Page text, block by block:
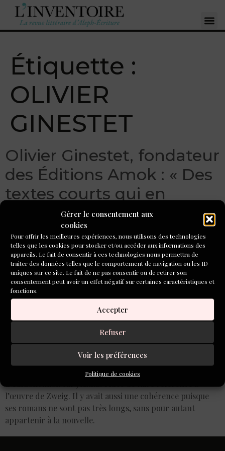
Gérer le consentement aux
cookies
Pour offrir les meilleures expériences, nous utilisons des technologies
telles que les cookies pour stocker et/ou accéder aux informations des
appareils. Le fait de consentir à ces technologies nous permettra de
traiter des données telles que le comportement de navigation ou les ID
uniques sur ce site. Le fait de ne pas consentir ou de retirer son
consentement peut avoir un effet négatif sur certaines caractéristiques et
fonctions.
Accepter
Refuser
Voir les préférences
Politique de cookies
Étiquette :
OLIVIER
GINESTET
Olivier Ginestet, fondateur
des Éditions Amok : « Des
textes courts qui en
disent long »
Le terme « amok » caractérise en effet une certaine folie.
J’espère ne pas être trop atteint… J’ai appelé la maison
l’œuvre de Zweig. Il y avait aussi une cohérence puisque
ses romans ne sont pas très longs, sans pour autant
appartenir à la nouvelle.